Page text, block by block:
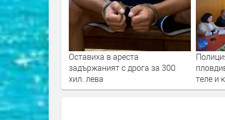
за 300
Полицията задържа 59-годишен
пловдивчанин за кражба на
теле и казан за ракия